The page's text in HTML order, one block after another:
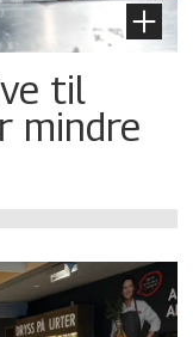
til
mindre